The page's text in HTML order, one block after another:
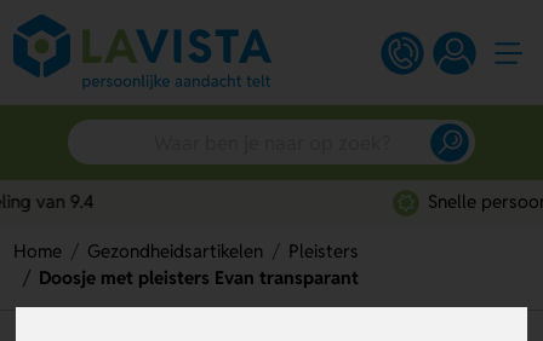
Snelle persoonlijke service
Home Gezondheidsartikelen
Pleisters
Doosje met pleisters Evan transparant